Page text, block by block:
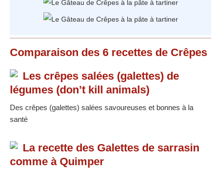
Comparaison des 6 recettes de Crêpes
Les crêpes salées (galettes) de
légumes (don’t kill animals)
Des crêpes (galettes) salées savoureuses et bonnes à la
santé
La recette des Galettes de sarrasin
comme à Quimper